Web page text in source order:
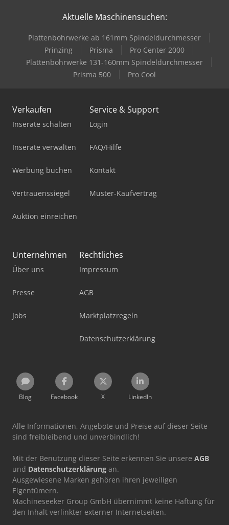
Aktuelle Maschinensuchen:
Plattenbohrwerke ab 161mm Spindeldurchmesser
Prinzing
Prisma
Pro Center 2000
Plattenbohrwerke 131-160mm Spindeldurchmesser
Prisma 500
Pro Cool
Verkaufen
Inserate schalten
Inserate verwalten
Werbung buchen
Vertrauenssiegel
Auktion einreichen
Service & Support
Login
FAQ/Hilfe
Kontakt
Muster-Kaufvertrag
Unternehmen
Über uns
Presse
Jobs
Rechtliches
Impressum
AGB
Marktplatzregeln
Datenschutzerklärung
Blog Facebook X LinkedIn
Alle Informationen, Angebote und Preise auf dieser Seite
sind freibleibend und unverbindlich!
Mit der Benutzung dieser Seite erkennen Sie unsere AGB
und Datenschutzerklärung an.
Ausgewiesene Marken gehören ihren jeweiligen
Eigentümern.
Machineseeker Group GmbH übernimmt keine Haftung für
den Inhalt verlinkter externer Internetseiten.